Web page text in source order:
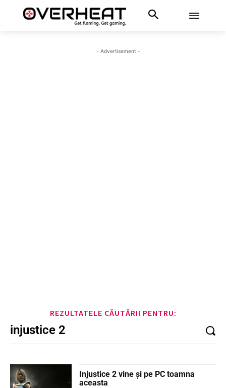
- Advertisement -
REZULTATELE CĂUTĂRII PENTRU:
Injustice 2 vine și pe PC toamna
aceasta